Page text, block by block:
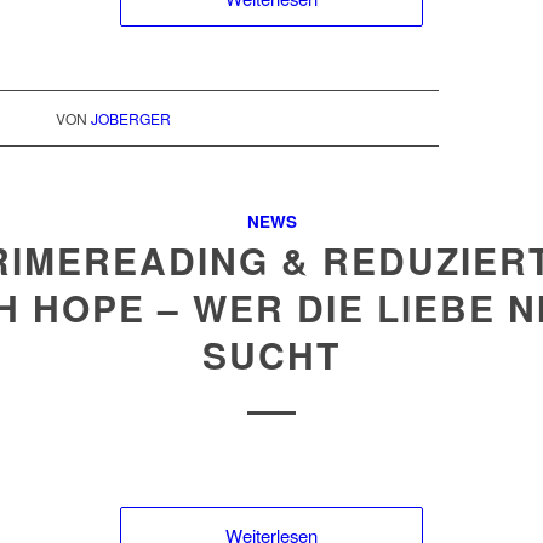
VON JOBERGER
NEWS
&
HOPE – WER DIE LIEBE
SUCHT
Weiterlesen